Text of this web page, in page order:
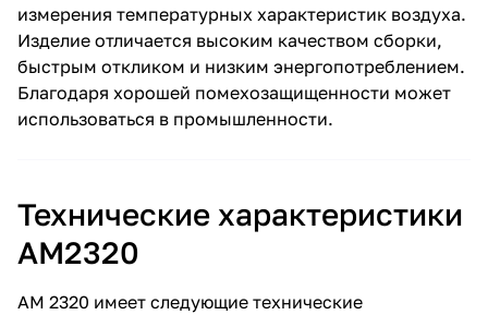
измерения температурных характеристик воздуха.
Изделие отличается высоким качеством сборки,
быстрым откликом и низким энергопотреблением.
Благодаря хорошей помехозащищенности может
использоваться в промышленности.
Технические характеристики
AM2320
АМ 2320 имеет следующие технические